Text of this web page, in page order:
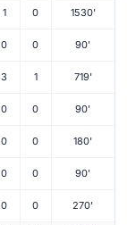
1 0 1530'
0 0 90'
3 1 719'
0 0 90'
0 0 180'
0 0
90'
0 0 270'